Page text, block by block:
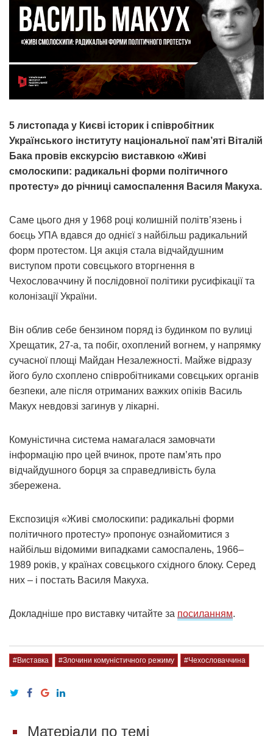
5 листопада у Києві історик і співробітник
Українського інституту національної пам’яті Віталій
Бака провів екскурсію виставкою «Живі
смолоскипи: радикальні форми політичного
протесту» до річниці самоспалення Василя Макуха.
Саме цього дня у 1968 році колишній політв’язень і
боєць УПА вдався до однієї з найбільш радикальний
форм протестом. Ця акція стала відчайдушним
виступом проти совєцького вторгнення в
Чехословаччину й послідовної політики русифікації та
колонізації України.
Він облив себе бензином поряд із будинком по вулиці
Хрещатик, 27-а, та побіг, охоплений вогнем, у напрямку
сучасної площі Майдан Незалежності. Майже відразу
його було схоплено співробітниками совєцьких органів
безпеки, але після отриманих важких опіків Василь
Макух невдовзі загинув у лікарні.
Комуністична система намагалася замовчати
інформацію про цей вчинок, проте пам’ять про
відчайдушного борця за справедливість була
збережена.
Експозиція «Живі смолоскипи: радикальні форми
політичного протесту» пропонує ознайомитися з
найбільш відомими випадками самоспалень, 1966–
1989 років, у країнах совєцького східного блоку. Серед
них – і постать Василя Макуха.
Докладніше про виставку читайте за посиланням.
#Виставка #Злочини комуністичного режиму #Чехословаччина
Матеріали по темі